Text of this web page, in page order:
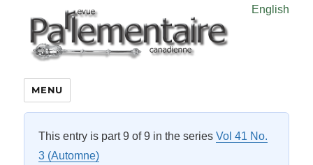
English
MENU
This entry is part 9 of 9 in the seriesVol 41 No.
3 (Automne)